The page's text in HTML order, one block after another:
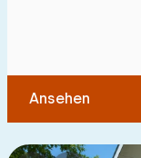
Ansehen